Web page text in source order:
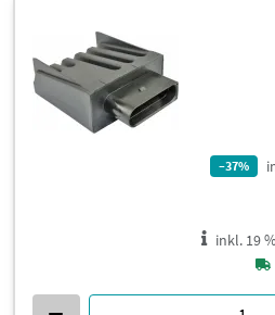
–37%
inkl. 19